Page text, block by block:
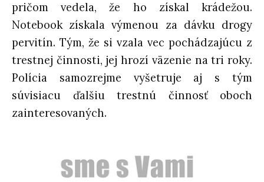
pričom vedela, že ho získal krádežou.
Notebook získala výmenou za dávku drogy
pervitín. Tým, že si vzala vec pochádzajúcu z
trestnej činnosti, jej hrozí väzenie na tri roky.
Polícia samozrejme vyšetruje aj s tým
súvisiacu ďalšiu trestnú činnosť oboch
zainteresovaných.